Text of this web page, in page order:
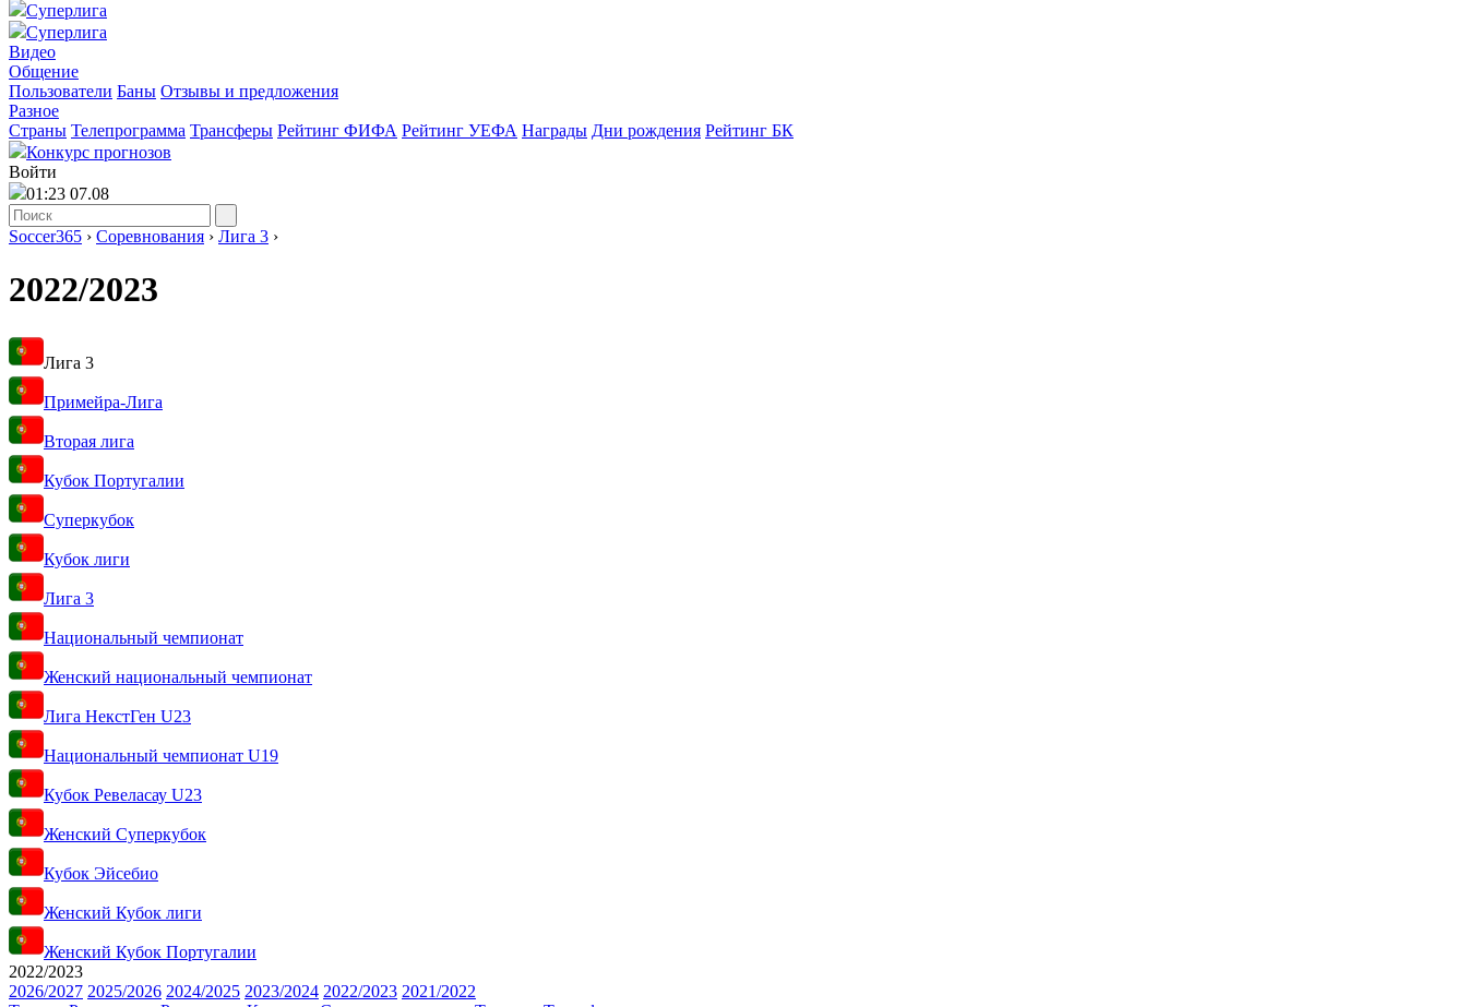
Суперлига
Суперлига
Видео
Общение
Пользователи Баны Отзывы и предложения
Разное
Страны Телепрограмма Трансферы Рейтинг ФИФА Рейтинг УЕФА Награды Дни рождения Рейтинг БК
Конкурс прогнозов
Войти
01:23 07.08
Soccer365 › Соревнования › Лига 3 ›
2022/2023
Лига 3
Примейра-Лига
Вторая лига
Кубок Португалии
Суперкубок
Кубок лиги
Лига 3
Национальный чемпионат
Женский национальный чемпионат
Лига НекстГен U23
Национальный чемпионат U19
Кубок Ревеласау U23
Женский Суперкубок
Кубок Эйсебио
Женский Кубок лиги
Женский Кубок Португалии
2022/2023
2026/2027 2025/2026 2024/2025 2023/2024 2022/2023 2021/2022